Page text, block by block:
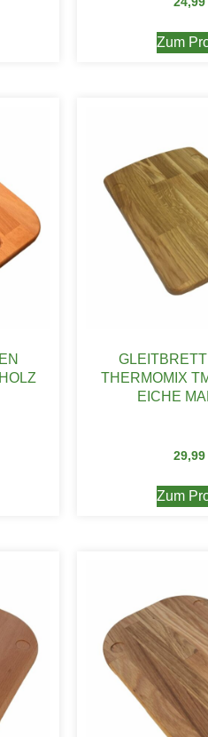
Zum
THERMOMIX
EICHE
29,99
Zum